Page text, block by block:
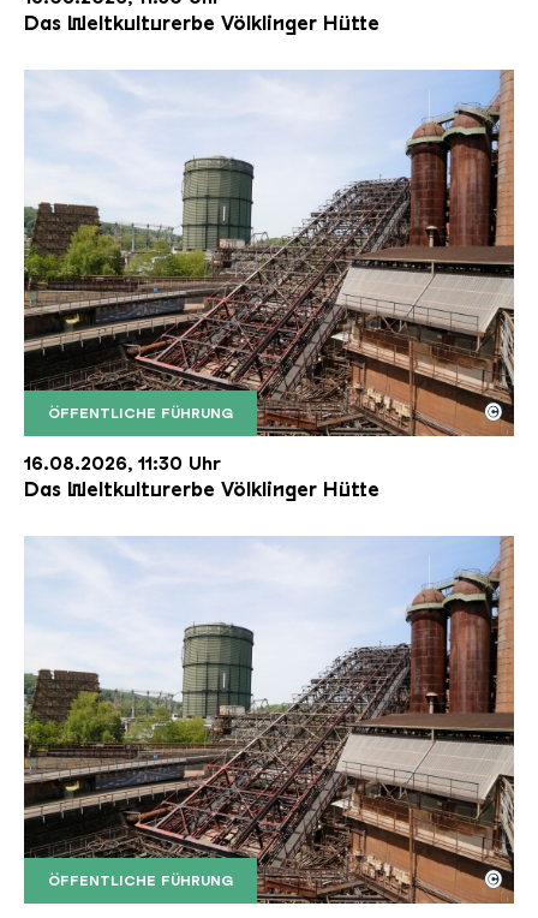
Das Weltkulturerbe Völklinger Hütte
ÖFFENTLICHE FÜHRUNG
Der Erzschrägaufzug der Völklinger Hütte mit
Copyright: Weltkulturerbe Völklinger Hütte | Karl
©
16.08.2026, 11:30 Uhr
Das Weltkulturerbe Völklinger Hütte
ÖFFENTLICHE FÜHRUNG
Der Erzschrägaufzug der Völklinger Hütte mit
Copyright: Weltkulturerbe Völklinger Hütte | Karl
©